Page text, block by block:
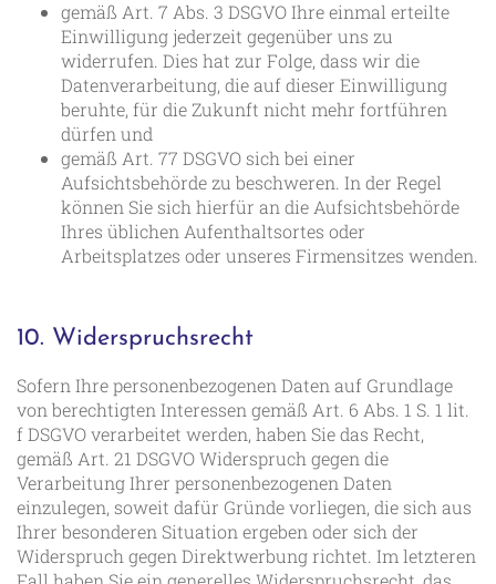
gemäß Art. 7 Abs. 3 DSGVO Ihre einmal erteilte
Einwilligung jederzeit gegenüber uns zu
widerrufen. Dies hat zur Folge, dass wir die
Datenverarbeitung, die auf dieser Einwilligung
beruhte, für die Zukunft nicht mehr fortführen
dürfen und
gemäß Art. 77 DSGVO sich bei einer
Aufsichtsbehörde zu beschweren. In der Regel
können Sie sich hierfür an die Aufsichtsbehörde
Ihres üblichen Aufenthaltsortes oder
Arbeitsplatzes oder unseres Firmensitzes wenden.
10. Widerspruchsrecht
Sofern Ihre personenbezogenen Daten auf Grundlage
von berechtigten Interessen gemäß Art. 6 Abs. 1 S. 1 lit.
f DSGVO verarbeitet werden, haben Sie das Recht,
gemäß Art. 21 DSGVO Widerspruch gegen die
Verarbeitung Ihrer personenbezogenen Daten
einzulegen, soweit dafür Gründe vorliegen, die sich aus
Ihrer besonderen Situation ergeben oder sich der
Widerspruch gegen Direktwerbung richtet. Im letzteren